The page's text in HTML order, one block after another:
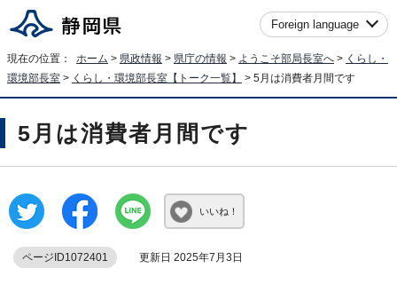
Foreign language
現在の位置： ホーム > 県政情報 > 県庁の情報 > ようこそ部局長室へ > くらし・
環境部長室 > くらし・環境部長室【トーク一覧】 > 5月は消費者月間です
5月は消費者月間です
いいね！
ページID1072401 更新日 2025年7月3日